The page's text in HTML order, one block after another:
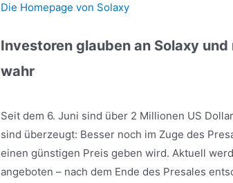
Die Homepage von Solaxy
Investoren glauben an Solaxy
wahr
Seit dem 6. Juni sind über 2 Millionen US
sind überzeugt: Besser noch im Zuge des
einen günstigen Preis geben wird. Aktuell
angeboten – nach dem Ende des Presales